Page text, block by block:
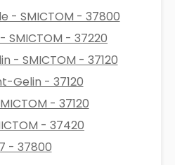
- SMICTOM - 37800
SMICTOM - 37220
- SMICTOM - 37120
Gelin - 37120
- 37120
- 37420
- 37800